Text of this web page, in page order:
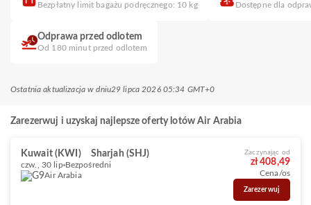
Bezpłatny limit bagażu podręcznego: 10 kg Dostępne dla
Odprawa przed odlotem
Od 180 minut przed odlotem
Ostatnia aktualizacja w dniu29 lipca 2026 05:34 GMT+0
Zarezerwuj i uzyskaj najlepsze oferty lotów Air Arabia
Kuwait (KWI) Sharjah (SHJ)
czw., 30 lip Bezpośredni
Air Arabia
Zaczynając od
zł 408,49
Cena/os
Zarezerwuj